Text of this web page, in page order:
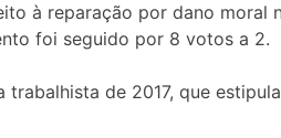
à reparação por dano moral
foi seguido por 8 votos a 2.
de 2017, que